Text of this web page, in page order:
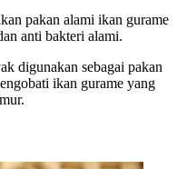
pakan alami ikan gurame
anti bakteri alami.
digunakan sebagai pakan
ikan gurame yang